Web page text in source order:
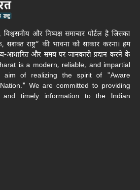
और निष्पक्ष समाचार पोर्टल है जिसका
सशक्त राष्ट्र” की भावना को साकार करना। हम
आधारित और समय पर जानकारी प्रदान करने के
is a modern, reliable, and impartial
aim of realizing the spirit of "Aware
We are committed to providing
and timely information to the Indian